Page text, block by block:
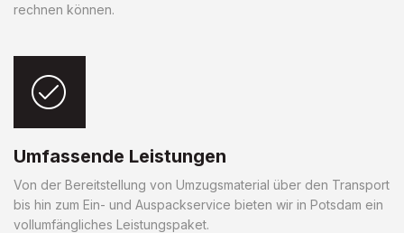
rechnen können.
Umfassende Leistungen
Von der Bereitstellung von Umzugsmaterial über den Transport
bis hin zum Ein- und Auspackservice bieten wir in Potsdam ein
vollumfängliches Leistungspaket.